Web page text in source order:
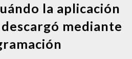
la aplicación
mediante